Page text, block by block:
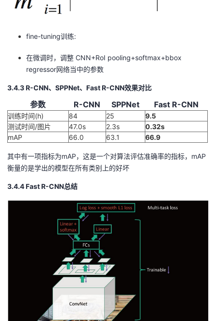
fine-tuning训练:
在微调时，调整 CNN+RoI pooling+softmax+bbox
regressor网络当中的参数
3.4.3 R-CNN、SPPNet、Fast R-CNN效果对比
参数 R-CNN SPPNet Fast R-CNN
训练时间(h) 84 25
9.5
测试时间/图片
47.0s 2.3s
0.32s
mAP
66.0 63.1 66.9
其中有一项指标为mAP，这是一个对算法评估准确率的指标，mAP
衡量的是学出的模型在所有类别上的好坏
3.4.4 Fast R-CNN总结